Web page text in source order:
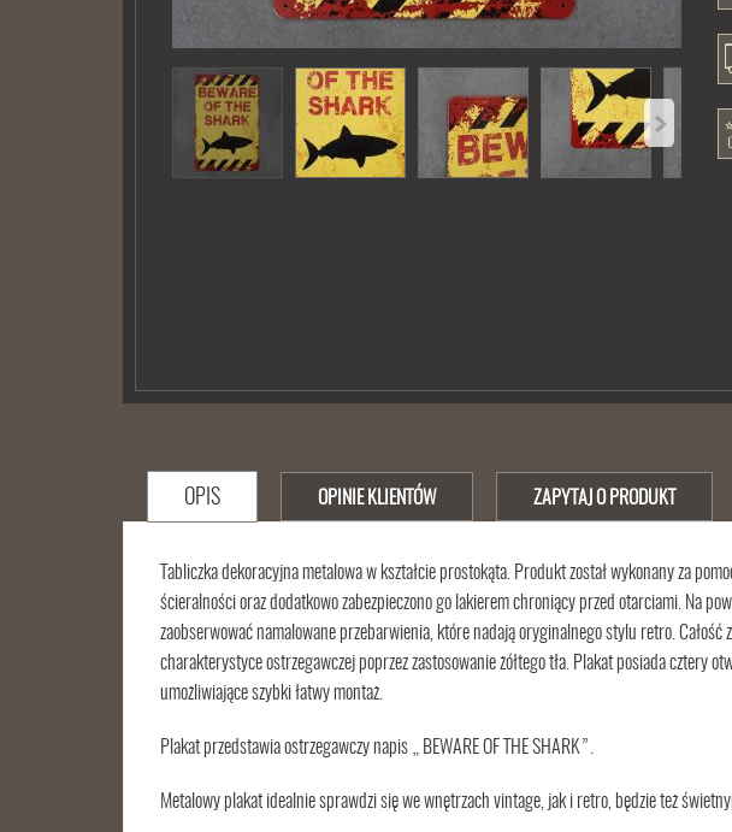
OPIS
Tabliczka dekoracyjna metalowa w kształcie prostokąta. Produkt został wykonany za
ścieralności oraz dodatkowo zabezpieczono go lakierem chroniący przed otarciami. Na
zaobserwować namalowane przebarwienia, które nadają oryginalnego stylu retro. Całość
charakterystyce ostrzegawczej poprzez zastosowanie żółtego tła. Plakat posiada cztery
umożliwiające szybki łatwy montaż.
Plakat przedstawia ostrzegawczy napis „ BEWARE OF THE SHARK”.
Metalowy plakat idealnie sprawdzi się we wnętrzach vintage, jak i retro, będzie też
OPINIE KLIENTÓW ZAPYTAJ O PRODUKT